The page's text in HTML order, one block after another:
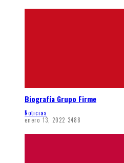
Biografía Grupo Firme
Noticias
enero 13, 2022 3488